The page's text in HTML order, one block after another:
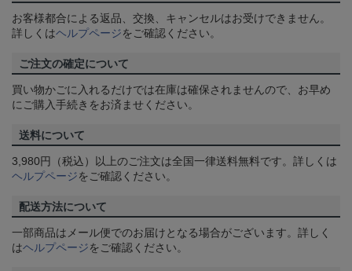
お客様都合による返品、交換、キャンセルはお受けできません。
詳しくはヘルプページをご確認ください。
ご注文の確定について
買い物かごに入れるだけでは在庫は確保されませんので、お早め
にご購入手続きをお済ませください。
送料について
3,980円（税込）以上のご注文は全国一律送料無料です。詳しくは
ヘルプページをご確認ください。
配送方法について
一部商品はメール便でのお届けとなる場合がございます。詳しく
はヘルプページをご確認ください。